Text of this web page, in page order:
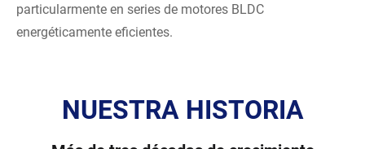
particularmente en series de motores BLDC
energéticamente eficientes.
NUESTRA HISTORIA